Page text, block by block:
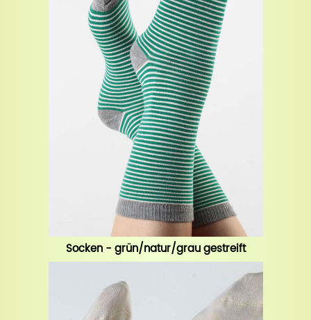
Socken - grün/natur/grau gestreift